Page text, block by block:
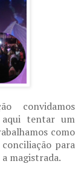
convidamos
aqui tentar um
como
para
magistrada.